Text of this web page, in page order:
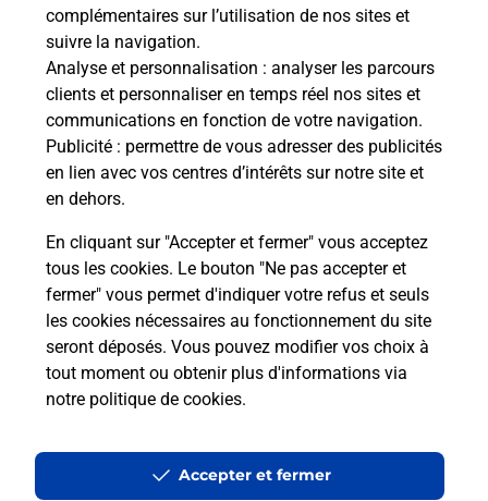
complémentaires sur l’utilisation de nos sites et
suivre la navigation.
Analyse et personnalisation : analyser les parcours
clients et personnaliser en temps réel nos sites et
communications en fonction de votre navigation.
Publicité : permettre de vous adresser des publicités
en lien avec vos centres d’intérêts sur notre site et
en dehors.
En cliquant sur "Accepter et fermer" vous acceptez
tous les cookies. Le bouton "Ne pas accepter et
fermer" vous permet d'indiquer votre refus et seuls
les cookies nécessaires au fonctionnement du site
seront déposés. Vous pouvez modifier vos choix à
tout moment ou obtenir plus d'informations via
notre politique de cookies.
Accepter et fermer
Boîte aux Lettres La Poste
Collecte du courrier aujourd'hui à 14h00
42 Chemin De Bergere
26400 Eurre
Le lien s'ouvre dans un nouvel onglet
Localiser Liste Boîtes aux lettres Drôme
Accessibilité : partiellement conforme